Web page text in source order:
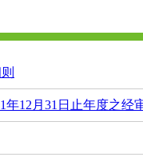
年12月31日止年度之